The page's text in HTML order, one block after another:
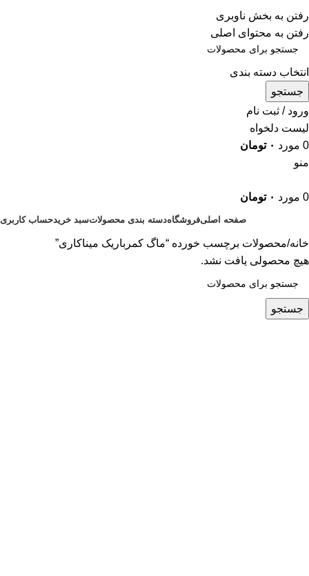
رفتن به بخش ناوبری
رفتن به محتوای اصلی
ADD ANYTHING HERE OR JUST REMOVE IT…
انتخاب دسته بندی
جستجو
ورود / ثبت نام
لیست دلخواه
0 مورد ۰ تومان
منو
0 مورد ۰ تومان
صفحه اصلیفروشگاهدسته بندی محصولاتسبد خریدحساب کاربری
خانه محصولات برچسب خورده “ماگ کمرباریک میناکاری”
هیچ محصولی یافت نشد.
جستجو